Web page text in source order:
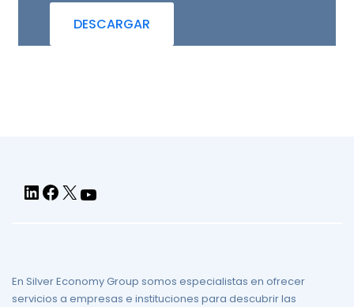
En Silver Economy Group somos especialistas en ofrecer
servicios a empresas e instituciones para descubrir las